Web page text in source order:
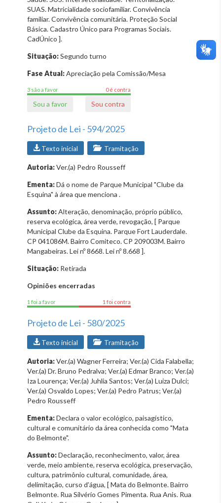
SUAS. Matricialidade sociofamiliar. Convivência
familiar. Convivência comunitária. Proteção Social
Básica. Cadastro Único para Programas Sociais.
CadÚnico ].
Situação:Segundo turno
Fase Atual:Apreciação pela Comissão/Mesa
3 são a favor 0 é contra
Sou a favor Sou contra
Projeto de Lei - 594/2025
Texto inicial Tramitação
Autoria:Ver.(a) Pedro Rousseff
Ementa:Dá o nome de Parque Municipal "Clube da
Esquina" à área que menciona .
Assunto:Alteração, denominação, próprio público,
reserva ecológica, área verde, revogação, [ Parque
Municipal Clube da Esquina. Parque Fort Lauderdale.
CP 041086M. Bairro Comiteco. CP 209003M. Bairro
Mangabeiras. Lei nº 8668. Lei nº 8.668 ].
Situação: Retirada
Opiniões encerradas
1 foi a favor 1 foi contra
Projeto de Lei - 580/2025
Texto inicial Tramitação
Autoria:Ver.(a) Wagner Ferreira; Ver.(a) Cida Falabella;
Ver.(a) Dr. Bruno Pedralva; Ver.(a) Edmar Branco; Ver.(a)
Iza Lourença; Ver.(a) Juhlia Santos; Ver.(a) Luiza Dulci;
Ver.(a) Osvaldo Lopes; Ver.(a) Pedro Patrus; Ver.(a)
Pedro Rousseff
Ementa:Declara o valor ecológico, paisagístico,
cultural e comunitário da área conhecida como "Mata
do Belmonte".
Assunto:Declaração, reconhecimento, valor, área
verde, meio ambiente, reserva ecológica, preservação,
cultura, patrimônio cultural, comunidade, área,
delimitação, curso d’água, [ Mata do Belmonte. Bairro
Belmonte. Rua Silvério Gomes Pimenta. Rua Anis. Rua